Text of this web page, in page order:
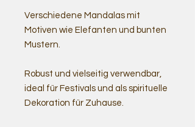
Verschiedene Mandalas mit
Motiven wie Elefanten und bunten
Mustern.
Robust und vielseitig verwendbar,
ideal für Festivals und als spirituelle
Dekoration für Zuhause.